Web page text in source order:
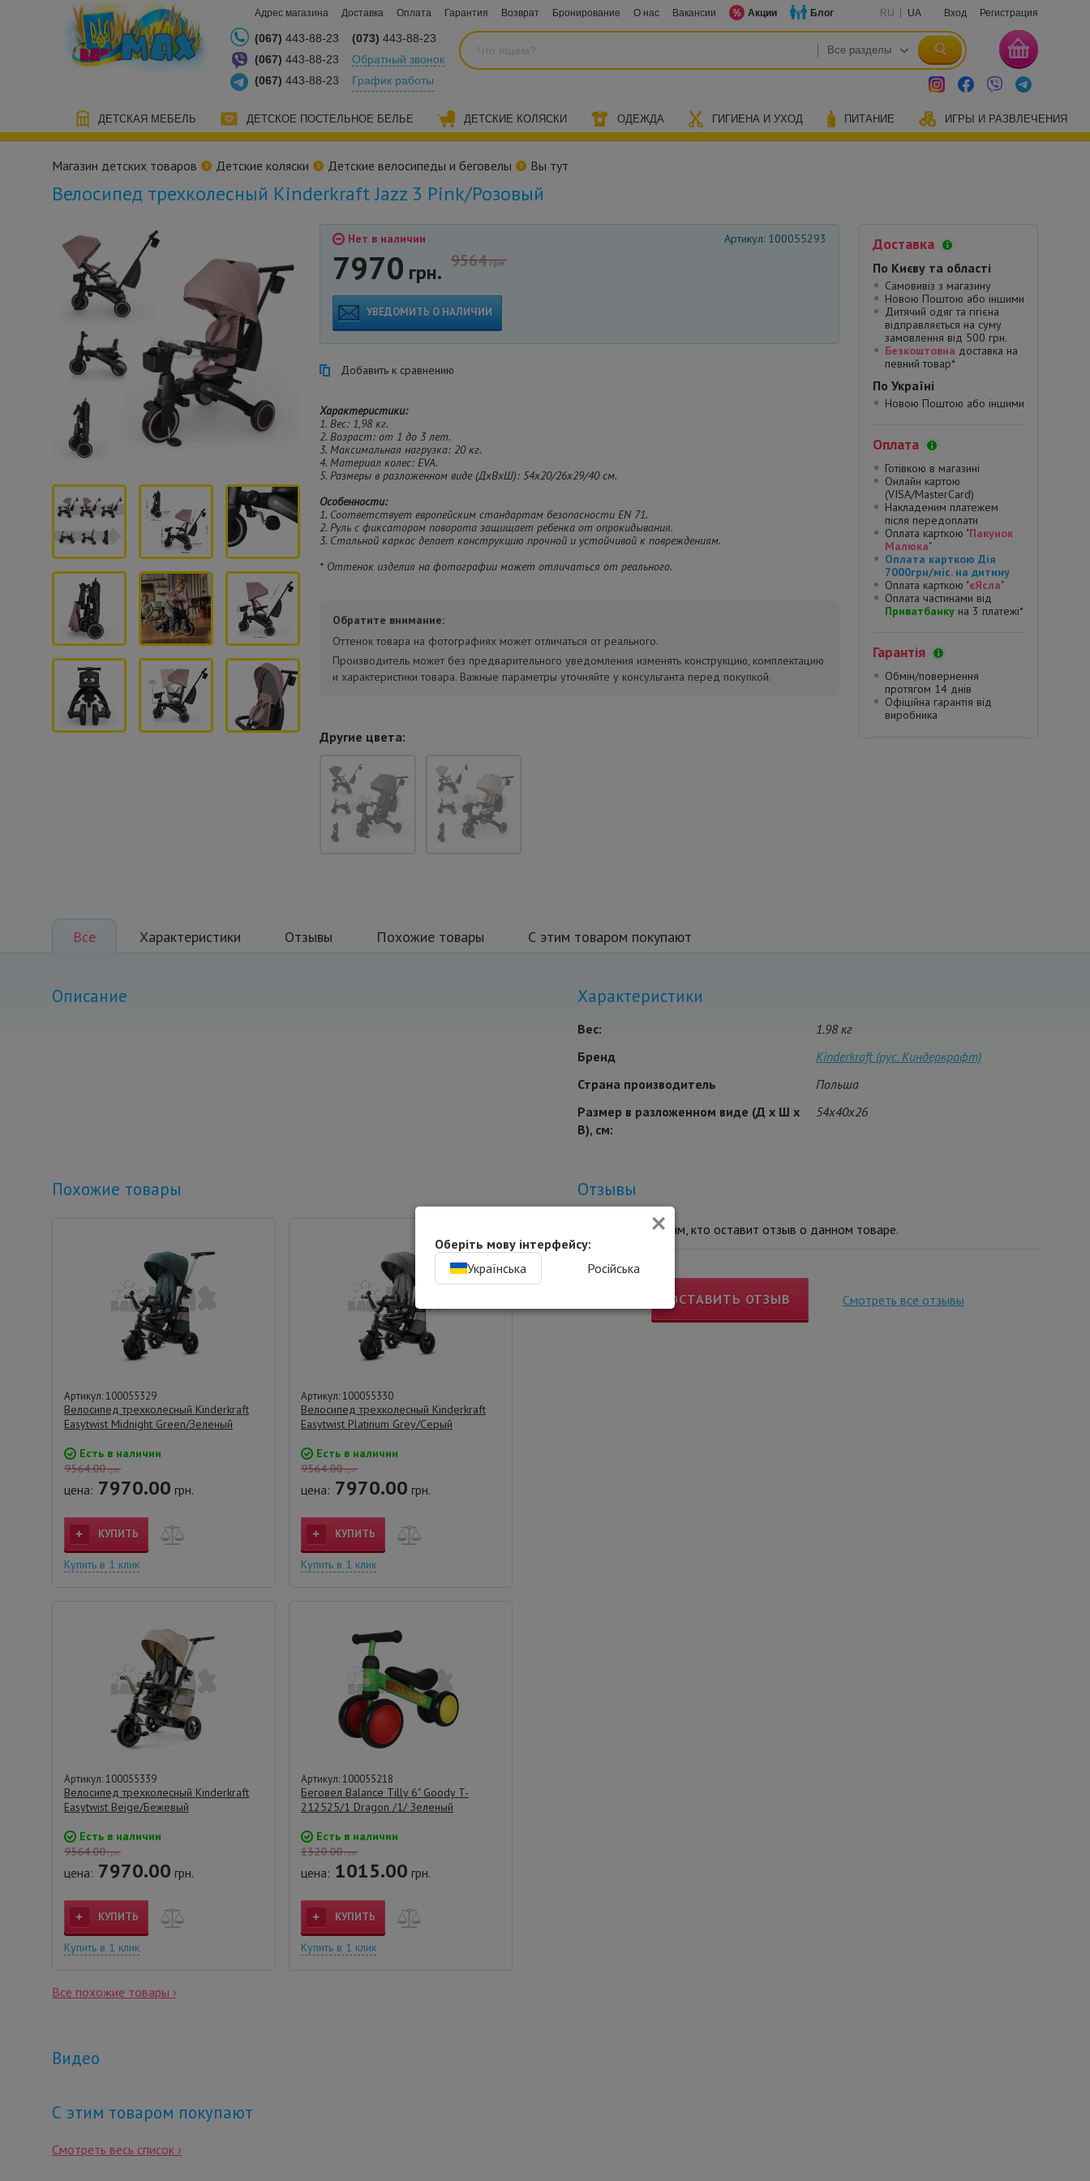
Адрес магазина Доставка Оплата Гарантия Возврат Бронирование О нас Вакансии Акции Блог RU UA Вход Регистрация
(067) 443-88-23
(067) 443-88-23
(067) 443-88-23
(073) 443-88-23
Обратный звонок
График работы
ДЕТСКАЯ МЕБЕЛЬ ДЕТСКОЕ ПОСТЕЛЬНОЕ БЕЛЬЕ ДЕТСКИЕ КОЛЯСКИ ОДЕЖДА ГИГИЕНА И УХОД ПИТАНИЕ ИГРЫ И РАЗВЛЕЧЕНИЯ
Магазин детских товаров Детские коляски Детские велосипеды и беговелы Вы тут
Велосипед трехколесный Kinderkraft Jazz 3 Pink/Розовый
Нет в наличии Артикул: 100055293
9564грн.
7970 грн.
УВЕДОМИТЬ О НАЛИЧИИ
Добавить к сравнению
Характеристики:
1. Вес: 1,98 кг.
2. Возраст: от 1 до 3 лет.
3. Максимальная нагрузка: 20 кг.
4. Материал колес: EVA.
5. Размеры в разложенном виде (ДхВхШ): 54х20/26х29/40 см.
Особенности:
1. Соответствует европейским стандартам безопасности EN 71.
2. Руль с фиксатором поворота защищает ребенка от опрокидывания.
3. Стальной каркас делает конструкцию прочной и устойчивой к повреждениям.
* Оттенок изделия на фотографии может отличаться от реального.
Обратите внимание:
Оттенок товара на фотографиях может отличаться от реального.
Производитель может без предварительного уведомления изменять конструкцию, комплектацию
и характеристики товара. Важные параметры уточняйте у консультанта перед покупкой.
Другие цвета:
Доставка
По Києву та області
Самовивіз з магазину
Новою Поштою або іншими
Дитячий одяг та гігієна
відправляється на суму
замовлення від 500 грн.
Безкоштовна доставка на
певний товар*
По Україні
Новою Поштою або іншими
Оплата
Готівкою в магазині
Онлайн картою
(VISA/MasterCard)
Накладеним платежем
після передоплати
Оплата карткою "Пакунок
Малюка"
Оплата карткою Дія
7000грн/міс. на дитину
Оплата карткою "єЯсла"
Оплата частинами від
Приватбанку на 3 платежі*
Гарантія
Обмін/повернення
протягом 14 днів
Офіційна гарантія від
виробника
Все Характеристики Отзывы Похожие товары С этим товаром покупают
Описание Характеристики
Вес:
1.98 кг
Бренд
Kinderkraft (рус. Киндеркрафт)
Страна производитель
Польша
Размер в разложенном виде (Д х Ш х
В), см:
54x40x26
Похожие товары
Артикул: 100055329
Велосипед трехколесный Kinderkraft
Easytwist Midnight Green/Зеленый
Есть в наличии
9564.00грн.
цена: 7970.00 грн.
КУПИТЬ
Купить в 1 клик
Артикул: 100055330
Велосипед трехколесный Kinderkraft
Easytwist Platinum Grey/Серый
Есть в наличии
9564.00грн.
цена: 7970.00 грн.
КУПИТЬ
Купить в 1 клик
Артикул: 100055339
Велосипед трехколесный Kinderkraft
Easytwist Beige/Бежевый
Есть в наличии
9564.00грн.
цена: 7970.00 грн.
КУПИТЬ
Купить в 1 клик
Артикул: 100055218
Беговел Balance Tilly 6" Goody T-
212525/1 Dragon /1/ Зеленый
Есть в наличии
1320.00грн.
цена: 1015.00 грн.
КУПИТЬ
Купить в 1 клик
Все похожие товары ›
Отзывы
Вы будете Первым, кто оставит отзыв о данном товаре.
ОСТАВИТЬ ОТЗЫВ Смотреть все отзывы
Видео
С этим товаром покупают
Смотреть весь список ›
×
Оберіть мову інтерфейсу:
Українська
Російська